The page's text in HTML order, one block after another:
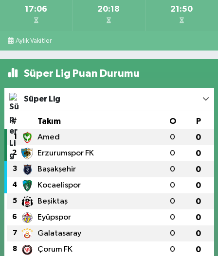
17:06 20:18 21:50
Aylık Vakitler
Süper Lig Puan Durumu
Süper Lig
# Takım O P
1 Amed 0 0
2 Erzurumspor FK 0 0
3 Başakşehir 0 0
4 Kocaelispor 0 0
5 Beşiktaş 0 0
6 Eyüpspor 0 0
7 Galatasaray 0 0
8 Çorum FK 0 0